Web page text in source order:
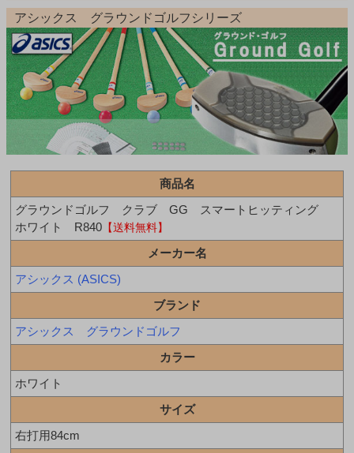
アシックス グラウンドゴルフシリーズ
商品名
グラウンドゴルフ クラブ GG スマートヒッティング
ホワイト R840 【送料無料】
メーカー名
アシックス (ASICS)
ブランド
アシックス グラウンドゴルフ
カラー
ホワイト
サイズ
右打用84cm